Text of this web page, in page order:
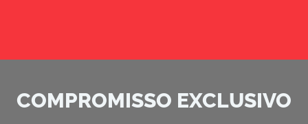
COMPROMISSO EXCLUSIVO